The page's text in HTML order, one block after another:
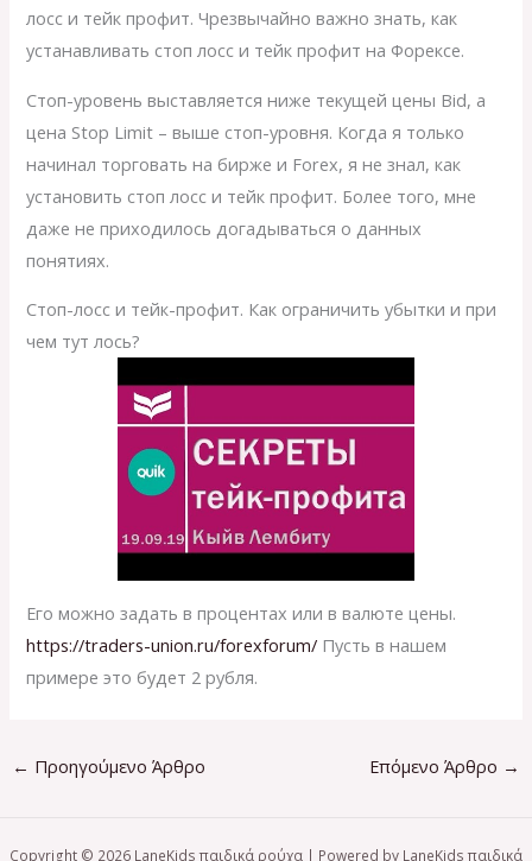
лосс и тейк профит. Чрезвычайно важно знать, как
устанавливать стоп лосс и тейк профит на Форексе.
Стоп-уровень выставляется ниже текущей цены Bid, а
цена Stop Limit – выше стоп-уровня. Когда я только
начинал торговать на бирже и Forex, я не знал, как
установить стоп лосс и тейк профит. Более того, мне
даже не приходилось догадываться о данных
понятиях.
Стоп-лосс и тейк-профит. Как ограничить убытки и при
чем тут лось?
Его можно задать в процентах или в валюте цены.
https://traders-union.ru/forexforum/ Пусть в нашем
примере это будет 2 рубля.
← Προηγούμενο Άρθρο Επόμενο Άρθρο →
Copyright © 2026 LaneKids παιδικά ρούχα | Powered by LaneKids παιδικά